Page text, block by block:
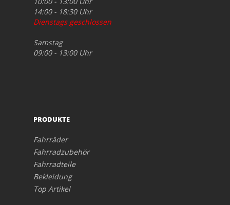
14:00 - 18:30 Uhr
Dienstags geschlossen
Samstag
09:00 - 13:00 Uhr
PRODUKTE
Fahrräder
Fahrradzubehör
Fahrradteile
Bekleidung
Top Artikel